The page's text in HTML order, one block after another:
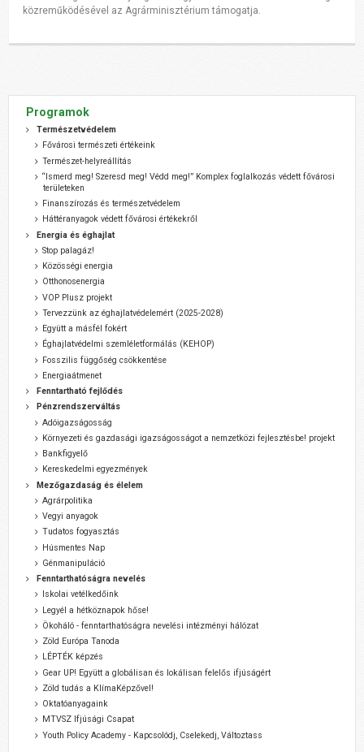
közreműködésével az Agrárminisztérium támogatja.
Programok
Természetvédelem
Fővárosi természeti értékeink
Természet-helyreállítás
“Ismerd meg! Szeresd meg! Védd meg!” Komplex foglalkozás védett fővárosi
területeken
Finanszírozás és természetvédelem
Háttéranyagok védett fővárosi értékekről
Energia és éghajlat
Stop palagáz!
Közösségi energia
Otthonosenergia
VOP Plusz projekt
Tervezzünk az éghajlatvédelemért (2025-2028)
Együtt a másfél fokért
Éghajlatvédelmi szemléletformálás (KEHOP)
Fosszilis függőség csökkentése
Energiaátmenet
Fenntartható fejlődés
Pénzrendszerváltás
Adóigazságosság
Környezeti és gazdasági igazságosságot a nemzetközi fejlesztésbe! projekt
Bankfigyelő
Kereskedelmi egyezmények
Mezőgazdaság és élelem
Agrárpolitika
Vegyi anyagok
Tudatos fogyasztás
Húsmentes Nap
Génmanipuláció
Fenntarthatóságra nevelés
Iskolai vetélkedőink
Legyél a hétköznapok hőse!
Ökoháló - fenntarthatóságra nevelési intézményi hálózat
Zöld Európa Tanoda
LÉPTÉK képzés
Gear UP! Együtt a globálisan és lokálisan felelős ifjúságért
Zöld tudás a KlímaKépzővel!
Oktatóanyagaink
MTVSZ Ifjúsági Csapat
Youth Policy Academy - Kapcsolódj, Cselekedj, Változtass